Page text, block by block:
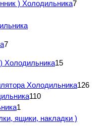
) Холодильника7
7
Холодильника15
Холодильника126
110
1
ящики, накладки )